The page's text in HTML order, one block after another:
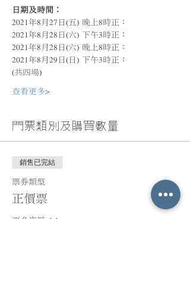
日期及時間：
2021年8月27日(五) 晚上8時正；
2021年8月28日(六) 下午3時正；
2021年8月28日(六) 晚上8時正；
2021年8月29日(日) 下午3時正；
(共四場)
查看更多>
門票類別及購買數量
銷售已完結
票券類型
正價票
更多資訊